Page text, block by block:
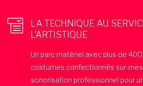
LA TECHNIQUE AU
L'ARTISTIQUE
Un parc matériel avec plus de
costumes confectionnés sur-
sonorisation professionnel pour